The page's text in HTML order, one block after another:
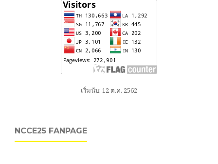
เริ่มนับ: 12 ต.ค. 2562
NCCE25 FANPAGE